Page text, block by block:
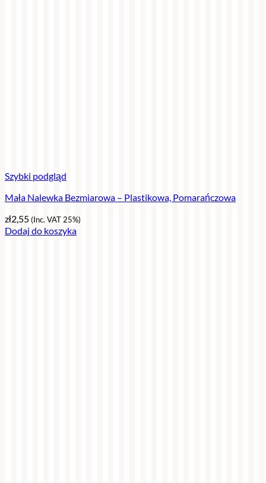
Szybki podgląd
Mała Nalewka Bezmiarowa – Plastikowa, Pomarańczowa
zł2,55(Inc. VAT 25%)
Dodaj do koszyka